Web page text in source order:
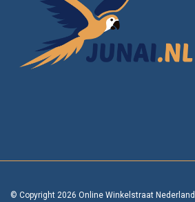
© Copyright 2026 Online Winkelstraat Nederland